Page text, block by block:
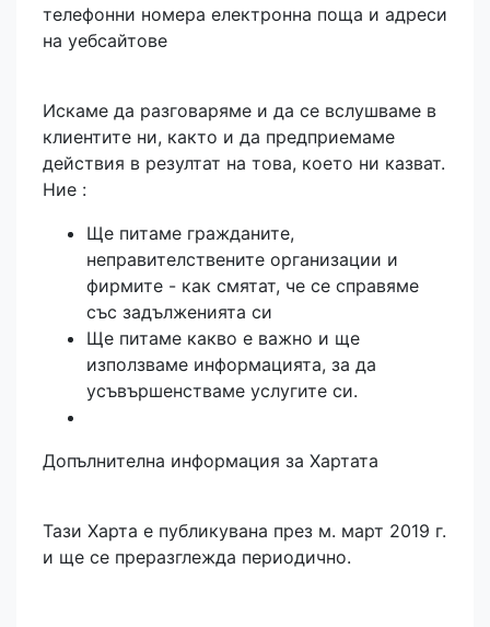
телефонни номера електронна поща и адреси
на уебсайтове
Искаме да разговаряме и да се вслушваме в
клиентите ни, както и да предприемаме
действия в резултат на това, което ни казват.
Ние :
Ще питаме гражданите,
неправителствените организации и
фирмите - как смятат, че се справяме
със задълженията си
Ще питаме какво е важно и ще
използваме информацията, за да
усъвършенстваме услугите си.
Допълнителна информация за Хартата
Тази Харта е публикувана през м. март 2019 г.
и ще се преразглежда периодично.